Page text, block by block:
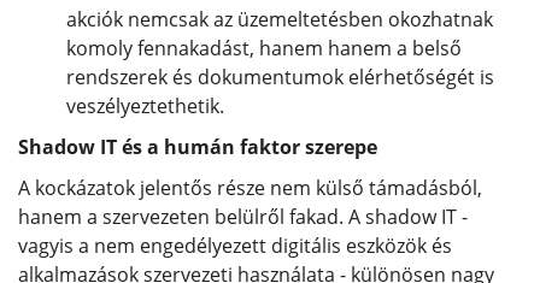
akciók nemcsak az üzemeltetésben okozhatnak
komoly fennakadást, hanem hanem a belső
rendszerek és dokumentumok elérhetőségét is
veszélyeztethetik.
Shadow IT és a humán faktor szerepe
A kockázatok jelentős része nem külső támadásból,
hanem a szervezeten belülről fakad. A shadow IT -
vagyis a nem engedélyezett digitális eszközök és
alkalmazások szervezeti használata - különösen nagy